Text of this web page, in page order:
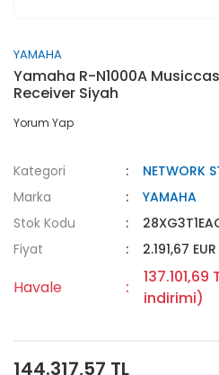
YAMAHA
Yamaha R-N1000A
Receiver Siyah
Yorum Yap
Kategori
NETWORK
Marka
YAMAHA
Stok Kodu
Fiyat
2.191,67
Havale
indirimi)
144.317,57 TL